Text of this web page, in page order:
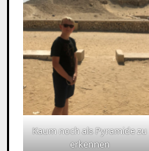
Kaum noch als Pyramide zu
erkennen